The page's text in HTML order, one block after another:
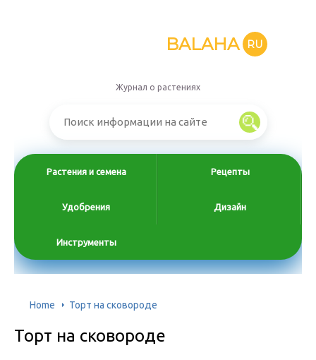
BALAHA RU
Журнал о растениях
Растения и семена Рецепты
Удобрения Дизайн
Инструменты
Home Торт на сковороде
Торт на сковороде